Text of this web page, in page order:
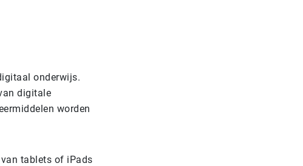
onderwijs.
digitale
worden
tablets of iPads